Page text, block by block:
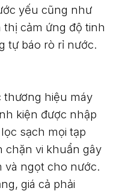
yếu cũng như
cảm ứng độ tinh
tự báo rò rỉ nước.
thương hiệu máy
kiện được nhập
sạch mọi tạp
chặn vi khuẩn gây
và ngọt cho nước.
giá cả phải